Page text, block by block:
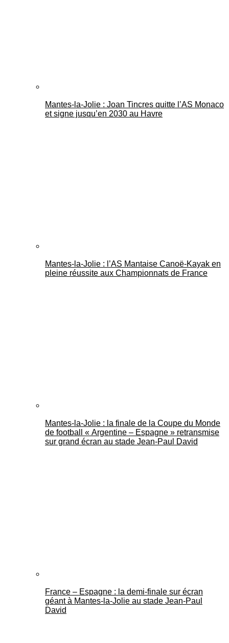
Mantes-la-Jolie : Joan Tincres quitte l’AS Monaco
et signe jusqu’en 2030 au Havre
Mantes-la-Jolie : l’AS Mantaise Canoë‑Kayak en
pleine réussite aux Championnats de France
Mantes-la-Jolie : la finale de la Coupe du Monde
de football « Argentine – Espagne » retransmise
sur grand écran au stade Jean-Paul David
France – Espagne : la demi-finale sur écran
géant à Mantes-la-Jolie au stade Jean-Paul
David